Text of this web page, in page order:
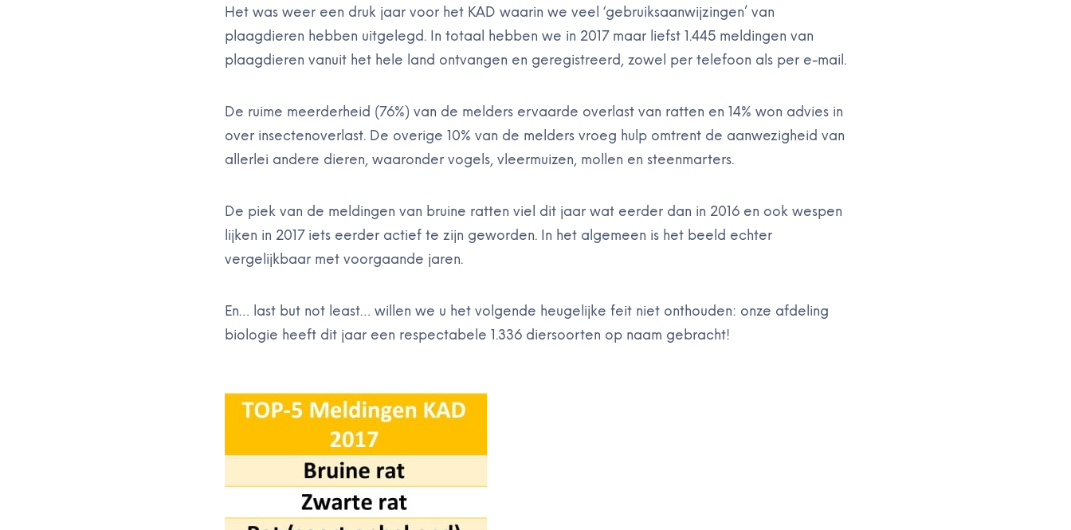
Het was weer een druk jaar voor het KAD waarin we veel ‘gebruiksaanwijzingen’ van
plaagdieren hebben uitgelegd. In totaal hebben we in 2017 maar liefst 1.445 meldingen van
plaagdieren vanuit het hele land ontvangen en geregistreerd, zowel per telefoon als per e-mail.
De ruime meerderheid (76%) van de melders ervaarde overlast van ratten en 14% won advies in
over insectenoverlast. De overige 10% van de melders vroeg hulp omtrent de aanwezigheid van
allerlei andere dieren, waaronder vogels, vleermuizen, mollen en steenmarters.
De piek van de meldingen van bruine ratten viel dit jaar wat eerder dan in 2016 en ook wespen
lijken in 2017 iets eerder actief te zijn geworden. In het algemeen is het beeld echter
vergelijkbaar met voorgaande jaren.
En… last but not least… willen we u het volgende heugelijke feit niet onthouden: onze afdeling
biologie heeft dit jaar een respectabele 1.336 diersoorten op naam gebracht!